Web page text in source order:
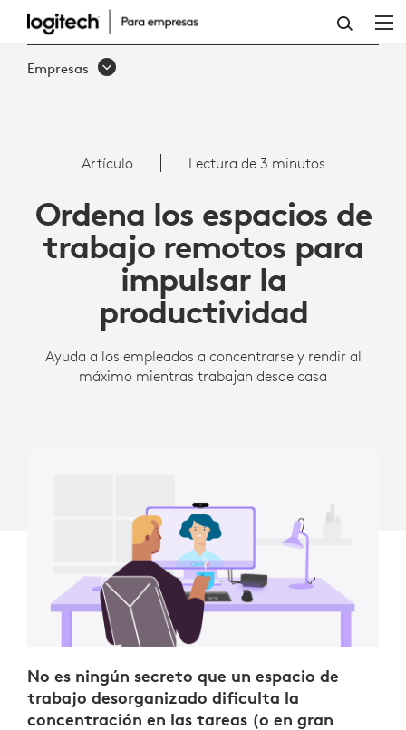
DESPEJE
LOS
TRABAJO
REMOTOS
LOGITECH
EMPRESAS
Empresas
Artículo Lectura de 3 minutos
Ordena los espacios de
trabajo remotos para
impulsar la
productividad
Ayuda a los empleados a concentrarse y rendir al
máximo mientras trabajan desde casa
No es ningún secreto que un espacio de
trabajo desorganizado dificulta la
concentración en las tareas (o en gran